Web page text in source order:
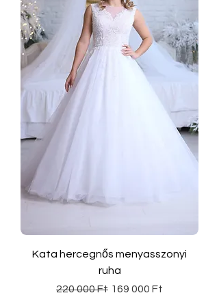
Kata hercegnős menyasszonyi
ruha
Szokásos ár
220 000 Ft Akciós ár
169 000 Ft